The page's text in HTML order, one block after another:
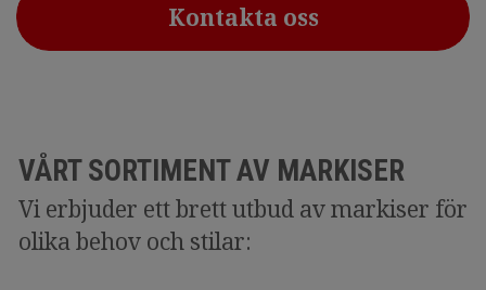
Kontakta oss
VÅRT SORTIMENT AV MARKISER
Vi erbjuder ett brett utbud av markiser för
olika behov och stilar: